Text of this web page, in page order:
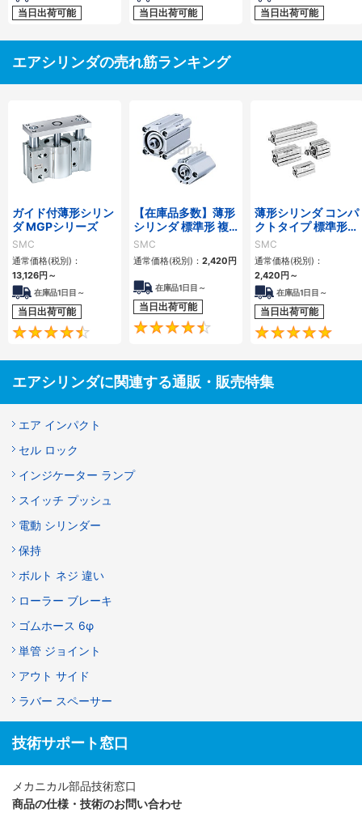
当日出荷可能 当日出荷可能 当日出荷可能
エアシリンダの売れ筋ランキング
ガイド付薄形シリン
ダ MGPシリーズ
SMC
通常価格(税別)：
13,126円～
在庫品1日目～
当日出荷可能
4.6
【在庫品多数】薄形
シリンダ 標準形 複
動・片ロッド CQ2
シリーズ
SMC
通常価格(税別)： 2,420円
在庫品1日目～
当日出荷可能
4.5
薄形シリンダ コンパ
クトタイプ 標準形
複動 片ロッド CQS
シリーズ
SMC
通常価格(税別)：
2,420円～
在庫品1日目～
当日出荷可能
エアシリンダに関連する通販・販売特集
エア インパクト
セル ロック
インジケーター ランプ
スイッチ プッシュ
電動 シリンダー
保持
ボルト ネジ 違い
ローラー ブレーキ
ゴムホース 6φ
単管 ジョイント
アウト サイド
ラバー スペーサー
技術サポート窓口
メカニカル部品技術窓口
商品の仕様・技術のお問い合わせ